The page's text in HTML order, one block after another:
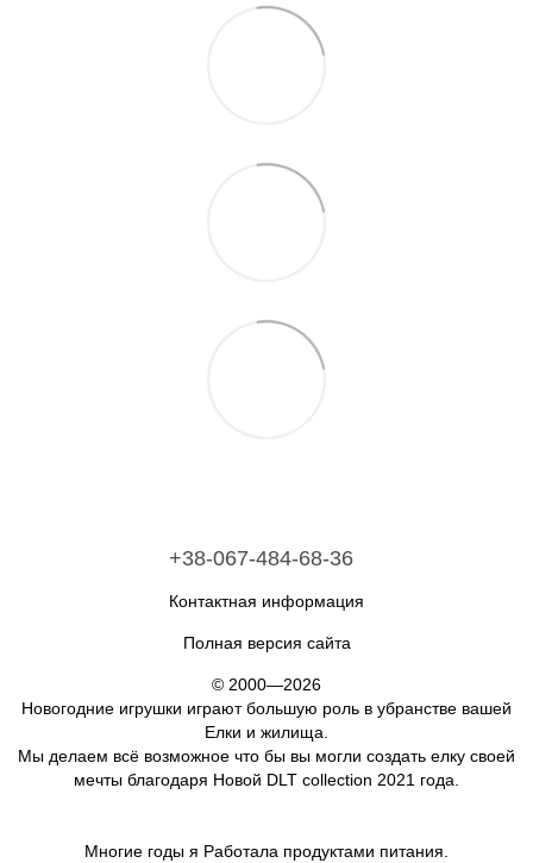
+38-067-484-68-36
Контактная информация
Полная версия сайта
© 2000—2026
Новогодние игрушки играют большую роль в убранстве вашей
Елки и жилища.
Мы делаем всё возможное что бы вы могли создать елку своей
мечты благодаря Новой DLT collection 2021 года.
Многие годы я Работала продуктами питания.